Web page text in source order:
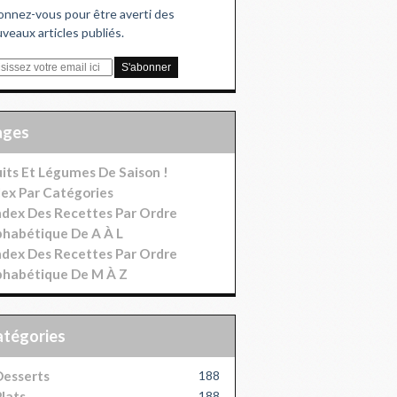
vous pour être averti des
articles publiés.
Et Légumes De Saison !
Par Catégories
Des Recettes Par Ordre
De A À L
Des Recettes Par Ordre
De M À Z
188